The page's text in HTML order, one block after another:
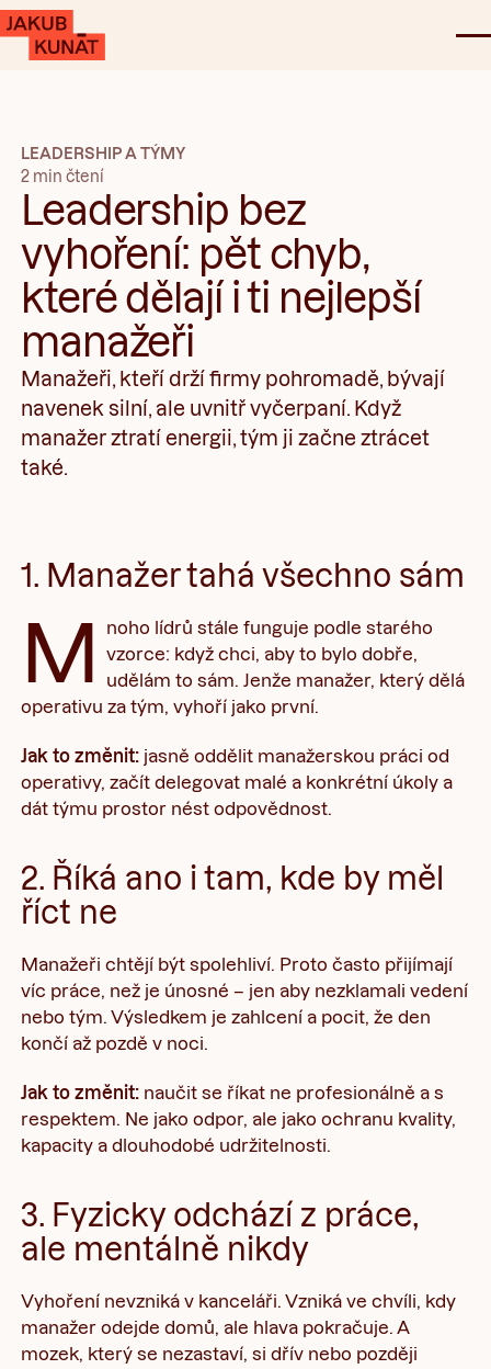
LEADERSHIP A TÝMY
2 min čtení
Leadership bez
vyhoření: pět chyb,
které dělají i ti nejlepší
manažeři
Manažeři, kteří drží firmy pohromadě, bývají
navenek silní, ale uvnitř vyčerpaní. Když
manažer ztratí energii, tým ji začne ztrácet
také.
1. Manažer tahá všechno sám
M
noho lídrů stále funguje podle starého
vzorce: když chci, aby to bylo dobře,
udělám to sám. Jenže manažer, který dělá
operativu za tým, vyhoří jako první.
Jak to změnit:jasně oddělit manažerskou práci od
operativy, začít delegovat malé a konkrétní úkoly a
dát týmu prostor nést odpovědnost.
2. Říká ano i tam, kde by měl
říct ne
Manažeři chtějí být spolehliví. Proto často přijímají
víc práce, než je únosné – jen aby nezklamali vedení
nebo tým. Výsledkem je zahlcení a pocit, že den
končí až pozdě v noci.
Jak to změnit:naučit se říkat ne profesionálně a s
respektem. Ne jako odpor, ale jako ochranu kvality,
kapacity a dlouhodobé udržitelnosti.
3. Fyzicky odchází z práce,
ale mentálně nikdy
Vyhoření nevzniká v kanceláři. Vzniká ve chvíli, kdy
manažer odejde domů, ale hlava pokračuje. A
mozek, který se nezastaví, si dřív nebo později